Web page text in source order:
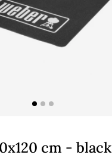
cm - black